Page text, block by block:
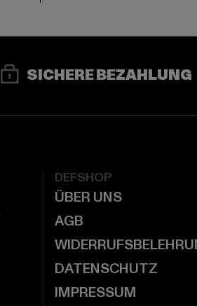
SICHERE BEZAHLUNG
DEFSHOP
ÜBER UNS
AGB
DATENSCHUTZ
IMPRESSUM